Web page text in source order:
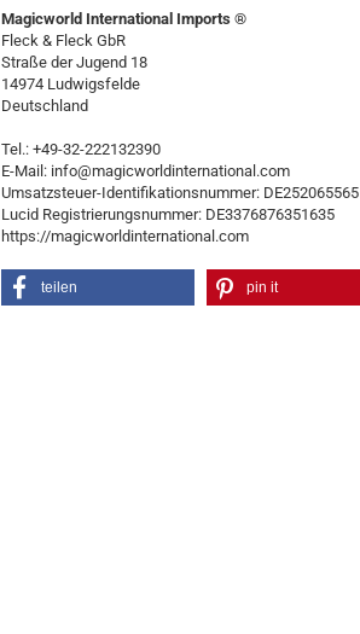
Magicworld International Imports ®
Fleck & Fleck GbR
Straße der Jugend 18
14974 Ludwigsfelde
Deutschland
Tel.: +49-32-222132390
E-Mail: info@magicworldinternational.com
Umsatzsteuer-Identifikationsnummer: DE252065565
Lucid Registrierungsnummer: DE3376876351635
https://magicworldinternational.com
teilen pin it